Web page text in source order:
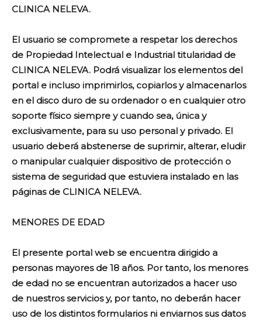
CLINICA NELEVA.
El usuario se compromete a respetar los derechos
de Propiedad Intelectual e Industrial titularidad de
CLINICA NELEVA. Podrá visualizar los elementos del
portal e incluso imprimirlos, copiarlos y almacenarlos
en el disco duro de su ordenador o en cualquier otro
soporte físico siempre y cuando sea, única y
exclusivamente, para su uso personal y privado. El
usuario deberá abstenerse de suprimir, alterar, eludir
o manipular cualquier dispositivo de protección o
sistema de seguridad que estuviera instalado en las
páginas de CLINICA NELEVA.
MENORES DE EDAD
El presente portal web se encuentra dirigido a
personas mayores de 18 años. Por tanto, los menores
de edad no se encuentran autorizados a hacer uso
de nuestros servicios y, por tanto, no deberán hacer
uso de los distintos formularios ni enviarnos sus datos